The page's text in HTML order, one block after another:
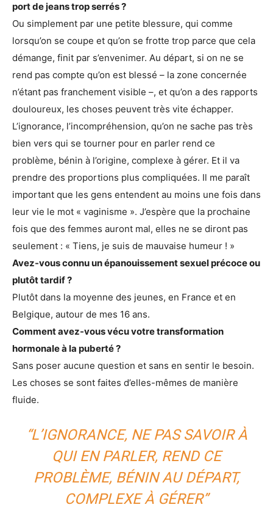
port de jeans trop serrés ?
Ou simplement par une petite blessure, qui comme
lorsqu’on se coupe et qu’on se frotte trop parce que cela
démange, finit par s’envenimer. Au départ, si on ne se
rend pas compte qu’on est blessé – la zone concernée
n’étant pas franchement visible –, et qu’on a des rapports
douloureux, les choses peuvent très vite échapper.
L’ignorance, l’incompréhension, qu’on ne sache pas très
bien vers qui se tourner pour en parler rend ce
problème, bénin à l’origine, complexe à gérer. Et il va
prendre des proportions plus compliquées. Il me paraît
important que les gens entendent au moins une fois dans
leur vie le mot « vaginisme ». J’espère que la prochaine
fois que des femmes auront mal, elles ne se diront pas
seulement : « Tiens, je suis de mauvaise humeur ! »
Avez-vous connu un épanouissement sexuel précoce ou
plutôt tardif ?
Plutôt dans la moyenne des jeunes, en France et en
Belgique, autour de mes 16 ans.
Comment avez-vous vécu votre transformation
hormonale à la puberté ?
Sans poser aucune question et sans en sentir le besoin.
Les choses se sont faites d’elles-mêmes de manière
fluide.
“L’IGNORANCE, NE PAS SAVOIR À
QUI EN PARLER, REND CE
PROBLÈME, BÉNIN AU DÉPART,
COMPLEXE À GÉRER”